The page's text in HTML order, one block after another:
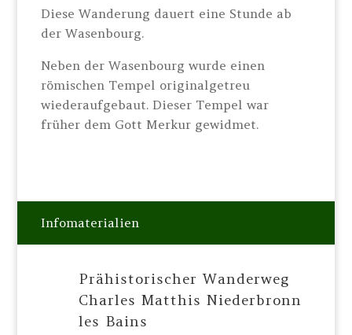
Diese Wanderung dauert eine Stunde ab
der Wasenbourg.
Neben der Wasenbourg wurde einen
römischen Tempel originalgetreu
wiederaufgebaut. Dieser Tempel war
früher dem Gott Merkur gewidmet.
Infomaterialien
Prähistorischer Wanderweg
Charles Matthis Niederbronn
les Bains